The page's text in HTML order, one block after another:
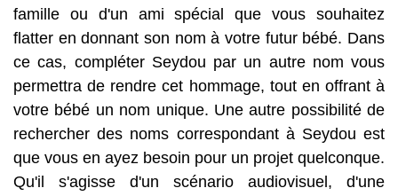
famille ou d'un ami spécial que vous souhaitez
flatter en donnant son nom à votre futur bébé. Dans
ce cas, compléter Seydou par un autre nom vous
permettra de rendre cet hommage, tout en offrant à
votre bébé un nom unique. Une autre possibilité de
rechercher des noms correspondant à Seydou est
que vous en ayez besoin pour un projet quelconque.
Qu'il s'agisse d'un scénario audiovisuel, d'une